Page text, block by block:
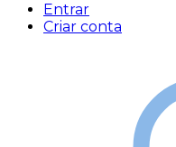
Entrar
Criar conta